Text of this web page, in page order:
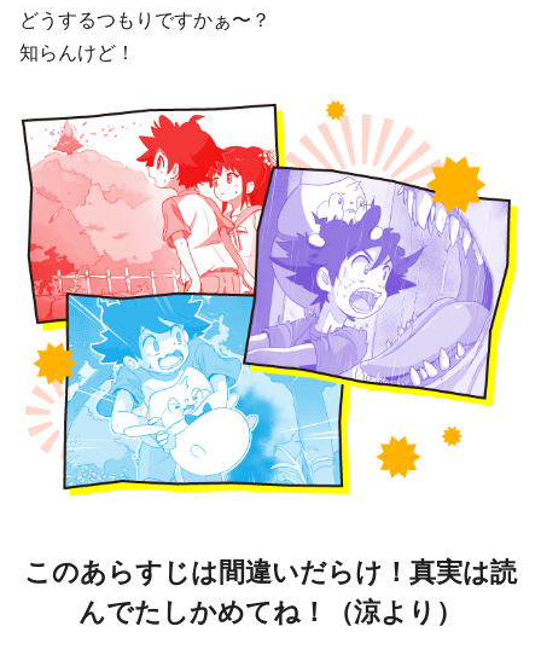
どうするつもりですかぁ〜？
知らんけど！
このあらすじは間違いだらけ！真実は読
んでたしかめてね！（涼より）